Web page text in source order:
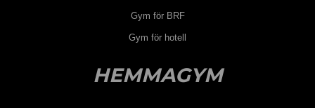
Gym för BRF
Gym för hotell
HEMMAGYM